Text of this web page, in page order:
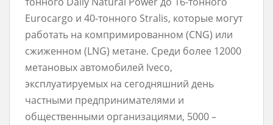
Eurocargo и 40-тонного Stralis, которые могут
работать на компримированном (CNG) или
сжиженном (LNG) метане. Среди более 12000
метановых автомобилей Iveco,
эксплуатируемых на сегодняшний день
частными предпринимателями и
общественными организациями, 5000 –